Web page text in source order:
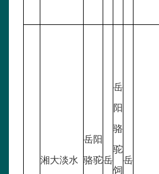
湘大淡水
岳阳
骆驼岳
岳
阳
骆
驼
饲
岳